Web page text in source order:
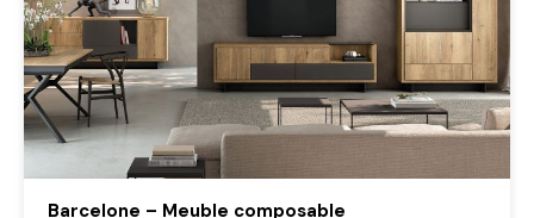
Barcelone – Meuble composable